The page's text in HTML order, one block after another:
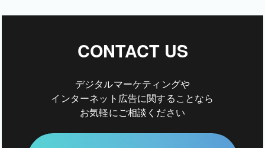
CONTACT US
デジタルマーケティングや
インターネット広告に関することなら
お気軽にご相談ください